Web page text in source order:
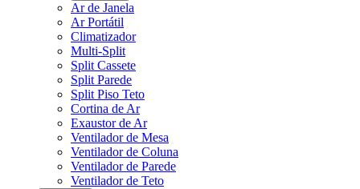
Ar de Janela
Ar Portátil
Climatizador
Multi-Split
Split Cassete
Split Parede
Split Piso Teto
Cortina de Ar
Exaustor de Ar
Ventilador de Mesa
Ventilador de Coluna
Ventilador de Parede
Ventilador de Teto